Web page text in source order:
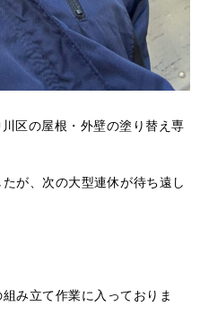
区の屋根・外壁の塗り替え専
が、次の大型連休が待ち遠し
み立て作業に入っておりま